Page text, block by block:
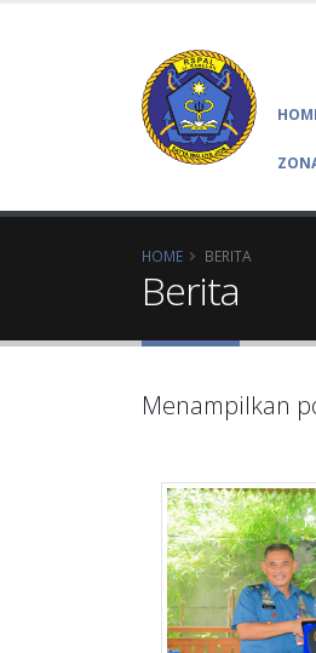
HOME BERITA
Berita
Menampilkan